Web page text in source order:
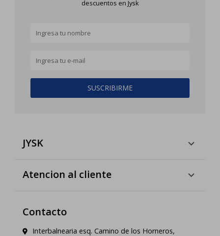
descuentos en Jysk
SUSCRIBIRME
JYSK
Atencion al cliente
Contacto
Interbalnearia esq. Camino de los Horneros,